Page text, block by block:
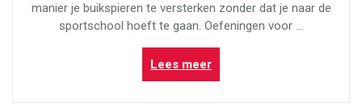
manier je buikspieren te versterken zonder dat je naar de
sportschool hoeft te gaan. Oefeningen voor …
Lees meer“Eenvoudig
en
Effectief: